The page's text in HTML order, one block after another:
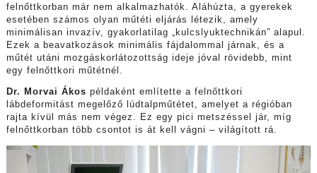
felnőttkorban már nem alkalmazhatók. Aláhúzta, a gyerekek
esetében számos olyan műtéti eljárás létezik, amely
minimálisan invazív, gyakorlatilag „kulcslyuktechnikán” alapul.
Ezek a beavatkozások minimális fájdalommal járnak, és a
műtét utáni mozgáskorlátozottság ideje jóval rövidebb, mint
egy felnőttkori műtétnél.
Dr. Morvai Ákos példaként említette a felnőttkori
lábdeformitást megelőző lúdtalpműtétet, amelyet a régióban
rajta kívül más nem végez. Ez egy pici metszéssel jár, míg
felnőttkorban több csontot is át kell vágni – világított rá.